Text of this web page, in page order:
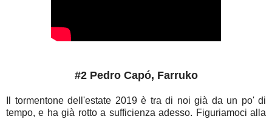
#2 Pedro Capó, Farruko
Il tormentone dell'estate 2019 è tra di noi già da un po' di
tempo, e ha già rotto a sufficienza adesso. Figuriamoci alla